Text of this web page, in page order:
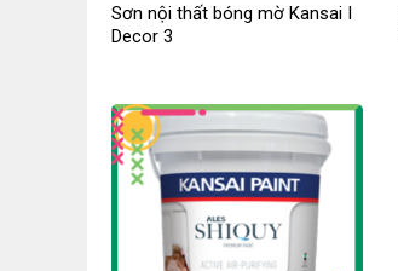
Sơn nội thất bóng mờ Kansai I
Decor 3